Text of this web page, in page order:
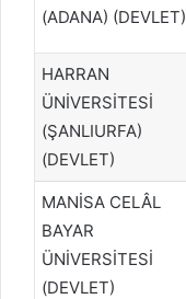
(ADANA) (DEVLET)
HARRAN
ÜNİVERSİTESİ
(ŞANLIURFA)
(DEVLET)
MANİSA CELÂL
BAYAR
ÜNİVERSİTESİ
(DEVLET)